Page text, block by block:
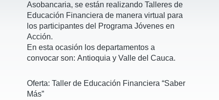
Asobancaria, se están realizando Talleres de
Educación Financiera de manera virtual para
los participantes del Programa Jóvenes en
Acción.
En esta ocasión los departamentos a
convocar son: Antioquia y Valle del Cauca.
Oferta: Taller de Educación Financiera “Saber
Más”